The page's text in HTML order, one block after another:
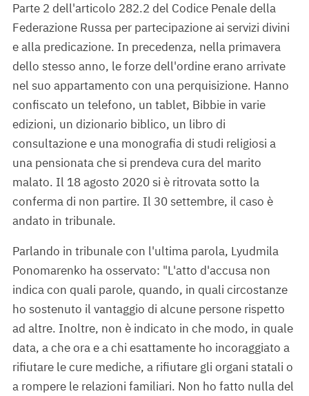
Parte 2 dell'articolo 282.2 del Codice Penale della
Federazione Russa per partecipazione ai servizi divini
e alla predicazione. In precedenza, nella primavera
dello stesso anno, le forze dell'ordine erano arrivate
nel suo appartamento con una perquisizione. Hanno
confiscato un telefono, un tablet, Bibbie in varie
edizioni, un dizionario biblico, un libro di
consultazione e una monografia di studi religiosi a
una pensionata che si prendeva cura del marito
malato. Il 18 agosto 2020 si è ritrovata sotto la
conferma di non partire. Il 30 settembre, il caso è
andato in tribunale.
Parlando in tribunale con l'ultima parola, Lyudmila
Ponomarenko ha osservato: "L'atto d'accusa non
indica con quali parole, quando, in quali circostanze
ho sostenuto il vantaggio di alcune persone rispetto
ad altre. Inoltre, non è indicato in che modo, in quale
data, a che ora e a chi esattamente ho incoraggiato a
rifiutare le cure mediche, a rifiutare gli organi statali o
a rompere le relazioni familiari. Non ho fatto nulla del